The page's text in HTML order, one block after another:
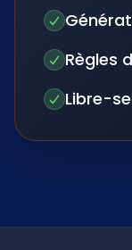
Règles
Libre-